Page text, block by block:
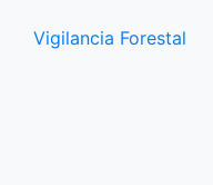
Vigilancia Forestal